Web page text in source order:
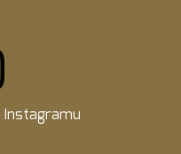
Instagramu